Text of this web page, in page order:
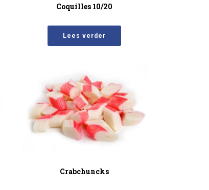
Coquilles 10/20
Lees verder
Crabchuncks